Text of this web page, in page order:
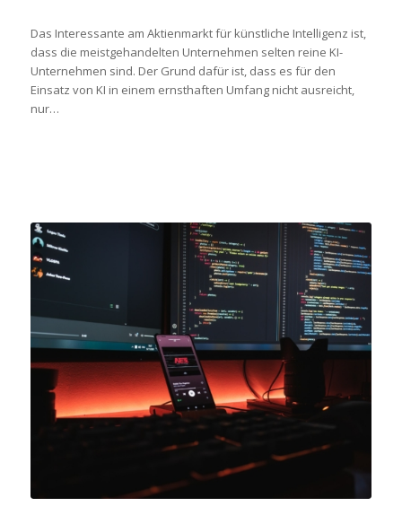
Das Interessante am Aktienmarkt für künstliche Intelligenz ist,
dass die meistgehandelten Unternehmen selten reine KI-
Unternehmen sind. Der Grund dafür ist, dass es für den
Einsatz von KI in einem ernsthaften Umfang nicht ausreicht,
nur…